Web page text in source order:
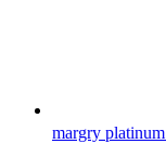
margry platinum